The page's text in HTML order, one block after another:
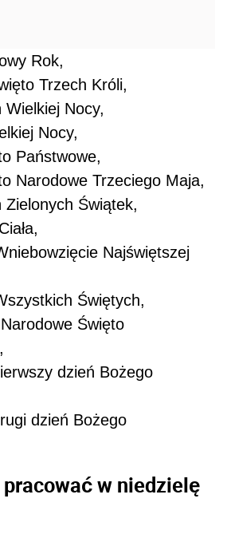
Rok,
Trzech Króli,
Nocy,
Nocy,
Państwowe,
Narodowe Trzeciego Maja,
Zielonych Świątek,
Najświętszej
Świętych,
Święto
dzień Bożego
dzień Bożego
w niedzielę